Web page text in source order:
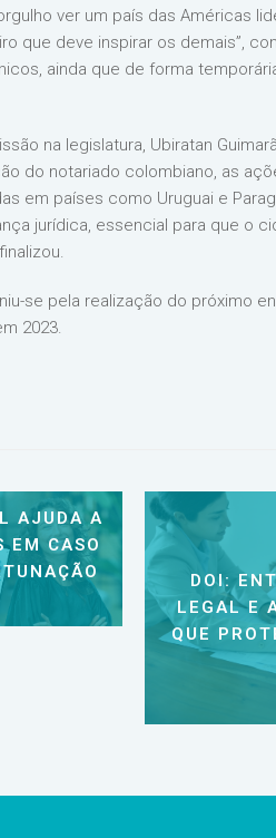
ver um país das Américas
que deve inspirar os demais”,
ainda que de forma
na legislatura, Ubiratan
do notariado colombiano, as
em países como Uruguai e
jurídica, essencial para que o
se pela realização do próximo
2023.
AJUDA A
EM CASO
DOI:
LEGAL E
QUE